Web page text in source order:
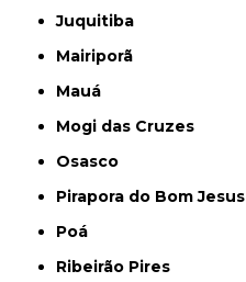
Juquitiba
Mairiporã
Mauá
Mogi das Cruzes
Osasco
Pirapora do Bom Jesus
Poá
Ribeirão Pires